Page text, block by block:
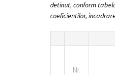
detinut, conform
coeficientilor,
Nr.